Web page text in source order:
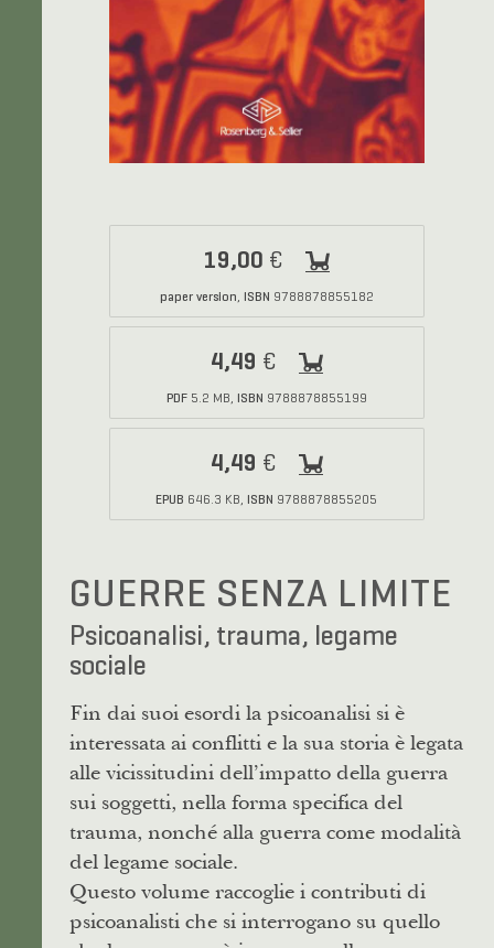
19,00 €
paper version, ISBN 9788878855182
4,49 €
PDF5.2 MB, ISBN 9788878855199
4,49 €
EPUB 646.3 KB,ISBN 9788878855205
GUERRE SENZA LIMITE
Psicoanalisi, trauma, legame
sociale
Fin dai suoi esordi la psicoanalisi si è
interessata ai conflitti e la sua storia è legata
alle vicissitudini dell’impatto della guerra
sui soggetti, nella forma specifica del
trauma, nonché alla guerra come modalità
del legame sociale.
Questo volume raccoglie i contributi di
psicoanalisti che si interrogano su quello